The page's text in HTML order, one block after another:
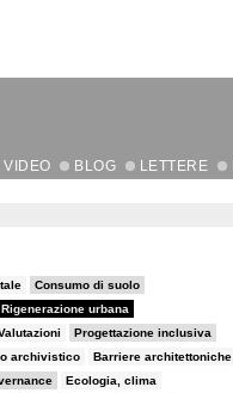
VIDEO BLOG LETTERE
Consumo di suolo
Rigenerazione urbana
Progettazione inclusiva
archivistico Barriere architettoniche
Ecologia, clima